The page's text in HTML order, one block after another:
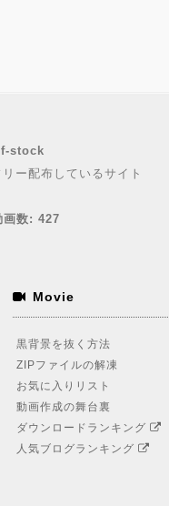
f-stock
ー配布しているサイト
画数: 427
Movie
黒背景を抜く方法
ZIPファイルの解凍
お気に入りリスト
動画作成の舞台裏
ダウンロードランキング
人気ブログランキング